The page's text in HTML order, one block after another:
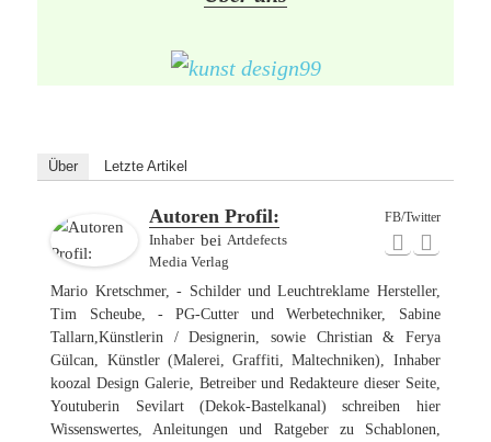
Über Letzte Artikel
FB/Twitter
Autoren Profil:
Inhaberbei Artdefects
Media Verlag
Mario Kretschmer, - Schilder und Leuchtreklame Hersteller,
Tim Scheube, - PG-Cutter und Werbetechniker, Sabine
Tallarn,Künstlerin / Designerin, sowie Christian & Ferya
Gülcan, Künstler (Malerei, Graffiti, Maltechniken), Inhaber
koozal Design Galerie, Betreiber und Redakteure dieser Seite,
Youtuberin Sevilart (Dekok-Bastelkanal) schreiben hier
Wissenswertes, Anleitungen und Ratgeber zu Schablonen,